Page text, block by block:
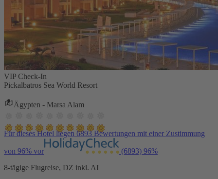
VIP Check-In
Pickalbatros Sea World Resort
Ägypten - Marsa Alam
Für dieses Hotel liegen 6893 Bewertungen mit einer Zustimmung
von 96% vor (6893) 96%
8-tägige Flugreise, DZ inkl. AI